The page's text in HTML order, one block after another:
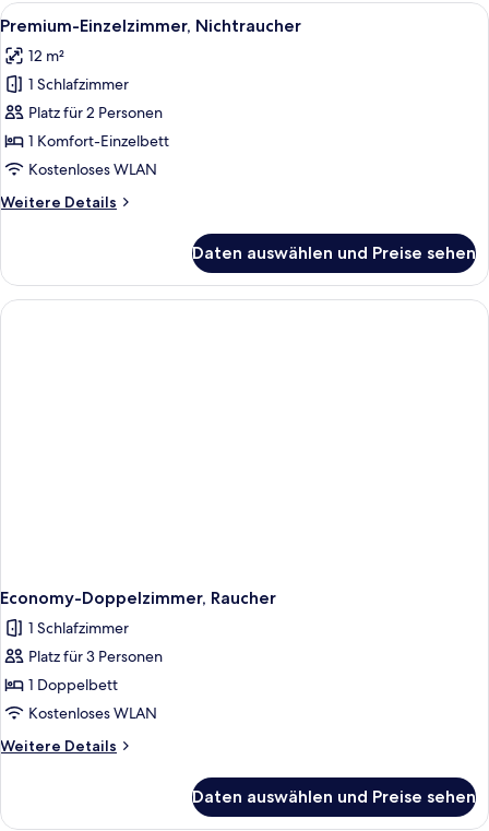
Alle
Fotos
für
Premium-
Einzelzimmer,
Nichtraucher
anzeigen
Ein Hotelzimmer mit Bett,
13
Premium-Einzelzimmer, Nichtraucher
12 m²
1 Schlafzimmer
Platz für 2 Personen
1 Komfort-Einzelbett
Kostenloses WLAN
Weitere Details
Weitere
Einzelzimmer,
Nichtraucher
Daten auswählen und Preise sehen
Economy-Doppelzimmer, Raucher
1 Schlafzimmer
Platz für 3 Personen
1 Doppelbett
Kostenloses WLAN
Weitere Details
Weitere
Doppelzimmer,
Daten auswählen und Preise sehen